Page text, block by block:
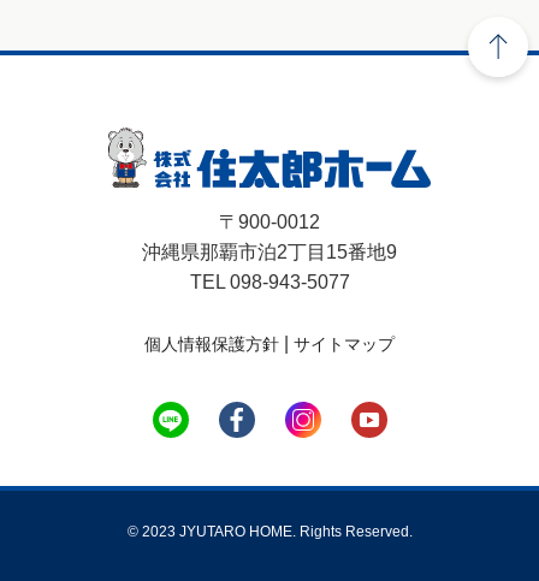
〒900-0012
沖縄県那覇市泊2丁目15番地9
TEL 098-943-5077
個人情報保護方針 サイトマップ
© 2023 JYUTARO HOME. Rights Reserved.